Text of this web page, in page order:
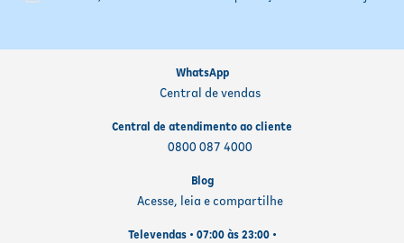
WhatsApp
Central de vendas
Central de atendimento ao cliente
0800 087 4000
Blog
Acesse, leia e compartilhe
Televendas • 07:00 às 23:00 •